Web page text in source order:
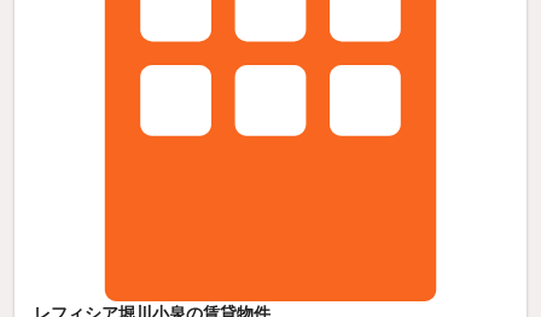
レフィシア堀川小泉の賃貸物件